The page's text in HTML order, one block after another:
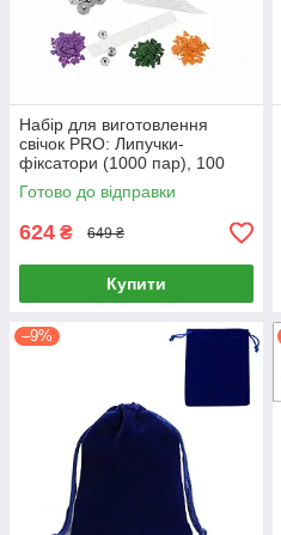
Набір для виготовлення
свічок PRO: Липучки-
фіксатори (1000 пар), 100
тримачів та барвників
(Золотий, Зелений,
Готово до відправки
624 ₴ 649 ₴
Купити
–9%